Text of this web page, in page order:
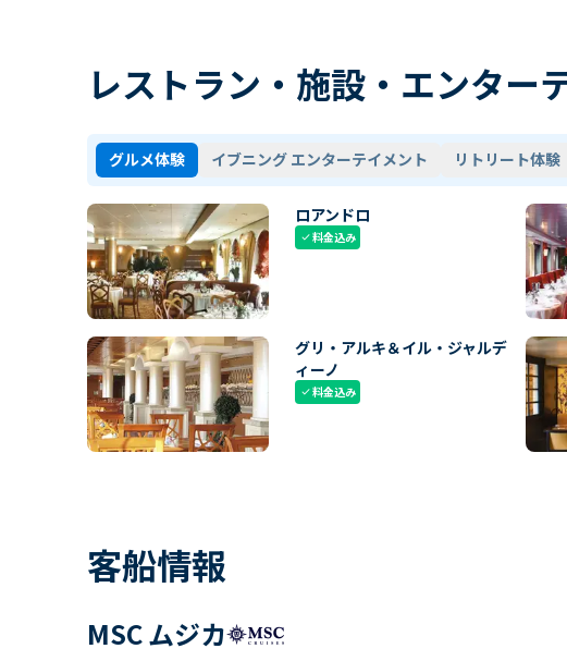
レストラン・施設・エンター
グルメ体験 イブニング エンターテイメント リトリート体験
ロアンドロ
check料金込み
グリ・アルキ＆イル・ジャルデ
ィーノ
check料金込み
客船情報
MSC ムジカ